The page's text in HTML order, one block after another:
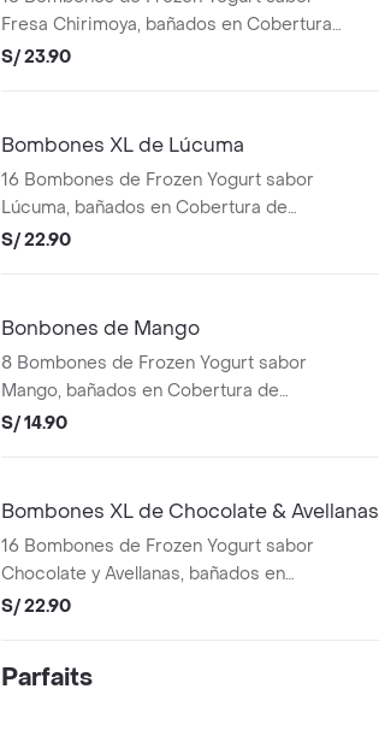
Fresa Chirimoya, bañados en Cobertura
de Chocolate
S/ 23.90
Bombones XL de Lúcuma
16 Bombones de Frozen Yogurt sabor
Lúcuma, bañados en Cobertura de
Chocolate
S/ 22.90
Bonbones de Mango
8 Bombones de Frozen Yogurt sabor
Mango, bañados en Cobertura de
Chocolate
S/ 14.90
Bombones XL de Chocolate & Avellanas
16 Bombones de Frozen Yogurt sabor
Chocolate y Avellanas, bañados en
Cobertura de Chocolate
S/ 22.90
Parfaits